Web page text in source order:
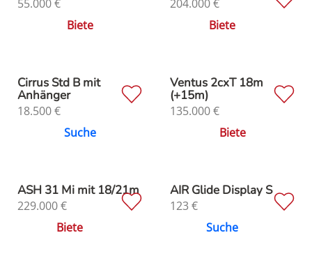
55.000€
Biete
204.000€
Biete
Cirrus Std B mit
Anhänger
18.500€
Suche
Ventus 2cxT 18m
(+15m)
135.000€
Biete
ASH 31 Mi mit 18/21m
229.000€
Biete
AIR Glide Display S
123 €
Suche